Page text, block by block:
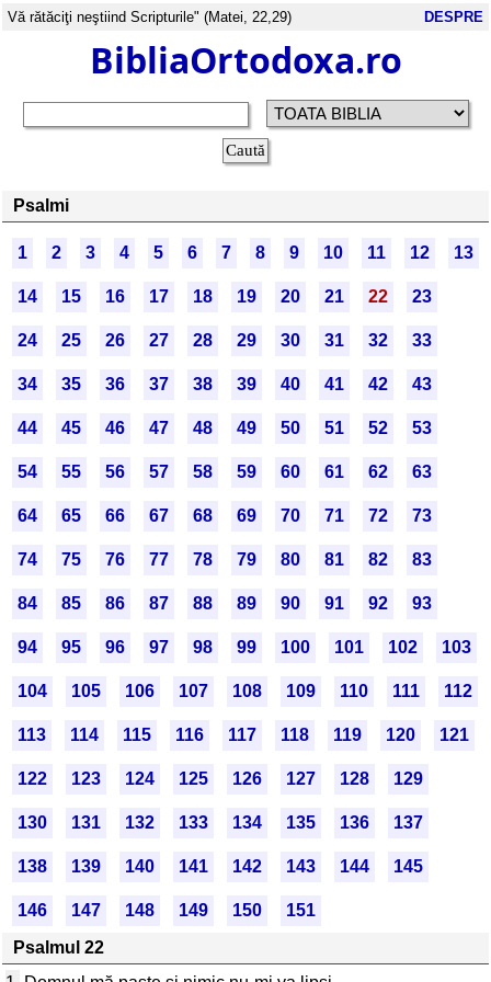
Vă rătăciţi neştiind Scripturile" (Matei, 22,29) DESPRE
BibliaOrtodoxa.ro
Psalmi
1 2 3 4 5 6 7 8 9 10 11 12 13
14 15 16 17 18 19 20 21 22 23
24 25 26 27 28 29 30 31 32 33
34 35 36 37 38 39 40 41 42 43
44 45 46 47 48 49 50 51 52 53
54 55 56 57 58 59 60 61 62 63
64 65 66 67 68 69 70 71 72 73
74 75 76 77 78 79 80 81 82 83
84 85 86 87 88 89 90 91 92 93
94 95 96 97 98 99 100 101 102 103
104 105 106 107 108 109 110 111 112
113 114 115 116 117 118 119 120 121
122 123 124 125 126 127 128 129
130 131 132 133 134 135 136 137
138 139 140 141 142 143 144 145
146 147 148 149 150
151
Psalmul 22